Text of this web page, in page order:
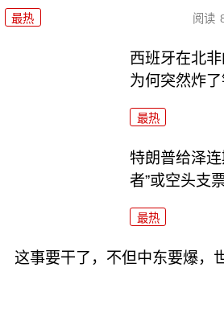
最热 阅读
西班牙在北非
为何突然炸了
最热
特朗普给泽连
者”或空头支
最热
这事要干了，不但中东要爆，